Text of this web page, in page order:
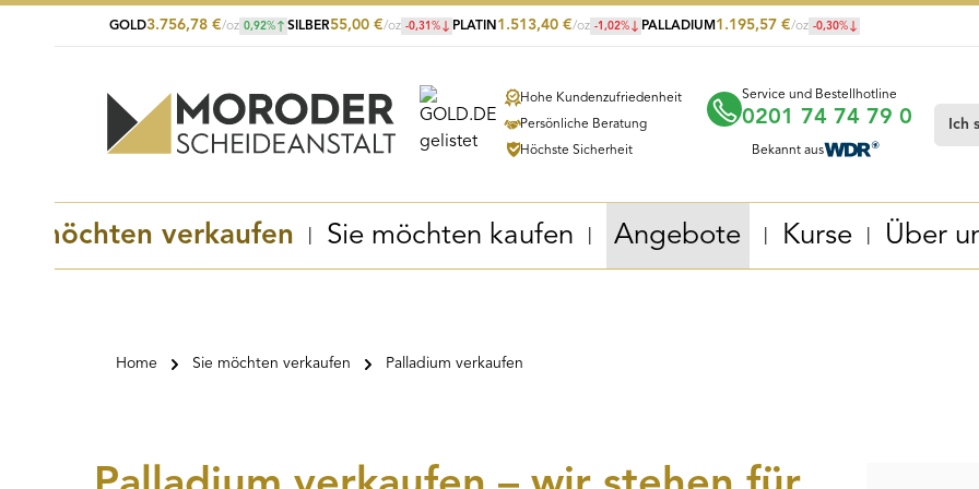
Zum Hauptinhalt springen
Zur Suche springen
Zur Hauptnavigation springen
GOLD3.756,78 €/oz 0,92% SILBER55,00 €/oz -0,31 % PLATIN 1.513,40 €/oz -1,02% PALLADIUM 1.195,57 €/oz -0,30%
Hohe Kundenzufriedenheit
Persönliche Beratung
Höchste Sicherheit
Service und Bestellhotline
0201 74 74 79 0
Bekannt aus
möchten verkaufen Sie möchten kaufen Angebote Kurse Über
Home Sie möchten verkaufen Palladium verkaufen